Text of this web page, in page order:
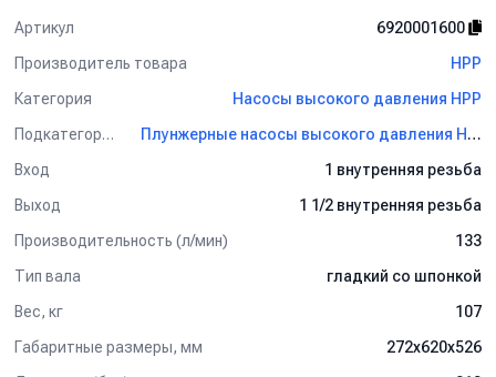
Артикул
6920001600
Производитель товара
HPP
Категория
Насосы высокого давления HPP
Подкатегория
Плунжерные насосы высокого давления HPP
Вход
1 внутренняя резьба
Выход
1 1/2 внутренняя резьба
Производительность (л/мин)
133
Тип вала
гладкий со шпонкой
Вес, кг
107
Габаритные размеры, мм
272x620x526